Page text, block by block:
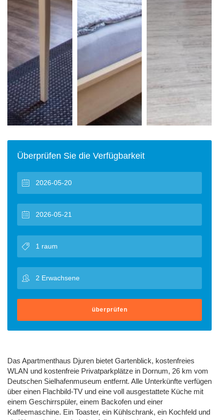
Überprüfen Sie die Verfügbarkeit
überprüfen
Das Apartmenthaus Djuren bietet Gartenblick, kostenfreies
WLAN und kostenfreie Privatparkplätze in Dornum, 26 km vom
Deutschen Sielhafenmuseum entfernt. Alle Unterkünfte verfügen
über einen Flachbild-TV und eine voll ausgestattete Küche mit
einem Geschirrspüler, einem Backofen und einer
Kaffeemaschine. Ein Toaster, ein Kühlschrank, ein Kochfeld und